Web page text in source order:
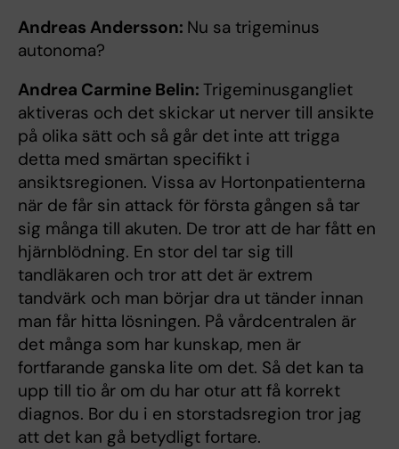
Andreas Andersson: Nu sa trigeminus
autonoma?
Andrea Carmine Belin: Trigeminusgangliet
aktiveras och det skickar ut nerver till ansikte
på olika sätt och så går det inte att trigga
detta med smärtan specifikt i
ansiktsregionen. Vissa av Hortonpatienterna
när de får sin attack för första gången så tar
sig många till akuten. De tror att de har fått en
hjärnblödning. En stor del tar sig till
tandläkaren och tror att det är extrem
tandvärk och man börjar dra ut tänder innan
man får hitta lösningen. På vårdcentralen är
det många som har kunskap, men är
fortfarande ganska lite om det. Så det kan ta
upp till tio år om du har otur att få korrekt
diagnos. Bor du i en storstadsregion tror jag
att det kan gå betydligt fortare.